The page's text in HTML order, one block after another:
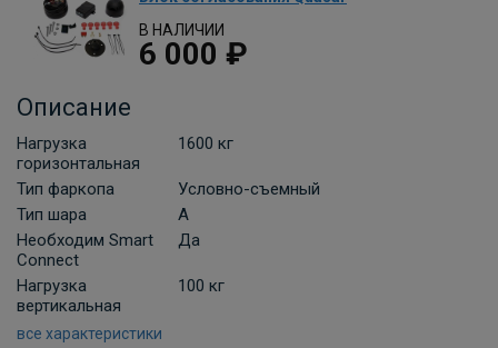
В НАЛИЧИИ
6 000 ₽
Комплект универсальной электрики
Koffer с блоком согласования 7-пин
В НАЛИЧИИ
Описание
Нагрузка
горизонтальная
1600 кг
Тип фаркопа
Условно-съемный
Тип шара
A
Необходим Smart
Connect
Да
Нагрузка
вертикальная
100 кг
все характеристики